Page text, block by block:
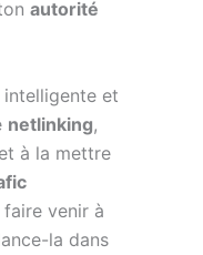
autorité
intelligente et
netlinking,
à la mettre
venir à
la dans